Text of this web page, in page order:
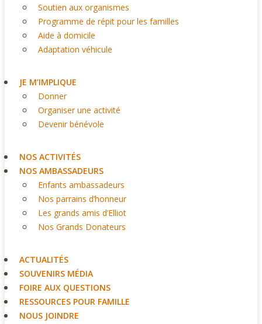
Soutien aux organismes
Programme de répit pour les familles
Aide à domicile
Adaptation véhicule
JE M’IMPLIQUE
Donner
Organiser une activité
Devenir bénévole
NOS ACTIVITÉS
NOS AMBASSADEURS
Enfants ambassadeurs
Nos parrains d’honneur
Les grands amis d’Elliot
Nos Grands Donateurs
ACTUALITÉS
SOUVENIRS MÉDIA
FOIRE AUX QUESTIONS
RESSOURCES POUR FAMILLE
NOUS JOINDRE